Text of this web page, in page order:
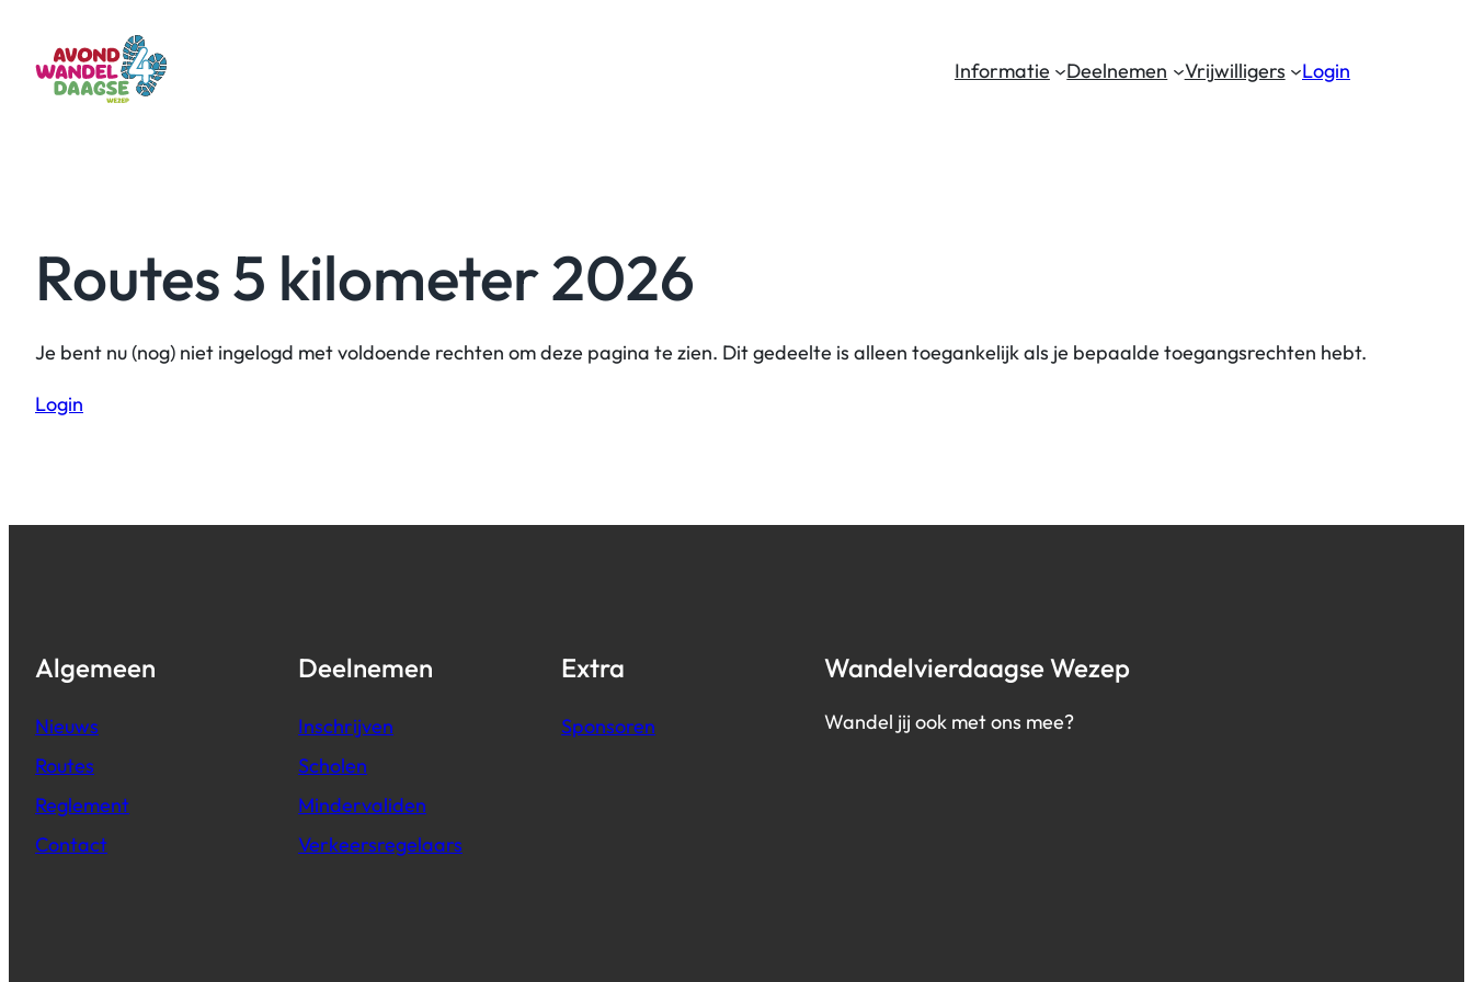
Informatie Deelnemen Vrijwilligers Login
Routes 5 kilometer 2026
Je bent nu (nog) niet ingelogd met voldoende rechten om deze pagina te zien. Dit gedeelte is alleen toegankelijk als je bepaalde toegangsrechten hebt.
Login
Algemeen
Nieuws
Routes
Reglement
Contact
Deelnemen
Inschrijven
Scholen
Mindervaliden
Verkeersregelaars
Extra
Sponsoren
Wandelvierdaagse Wezep
Wandel jij ook met ons mee?